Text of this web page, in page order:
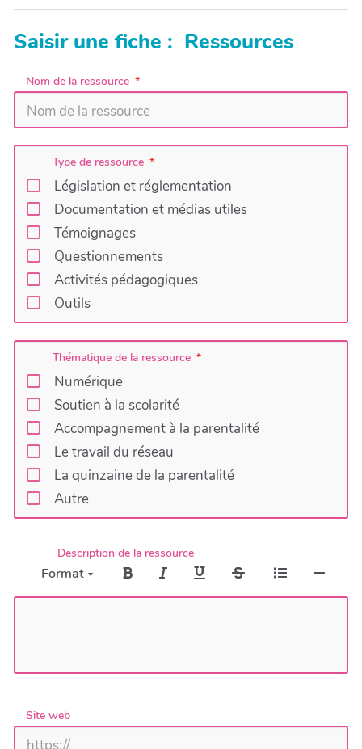
Saisir une fiche : Ressources
Nom de la ressource
Type de ressource
Législation et réglementation
Documentation et médias utiles
Témoignages
Questionnements
Activités pédagogiques
Outils
Thématique de la ressource
Numérique
Soutien à la scolarité
Accompagnement à la parentalité
Le travail du réseau
La quinzaine de la parentalité
Autre
Description de la ressource
Format
Site web